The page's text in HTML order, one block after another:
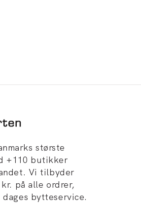
største
+110 butikker
Vi tilbyder
på alle ordrer,
bytteservice.